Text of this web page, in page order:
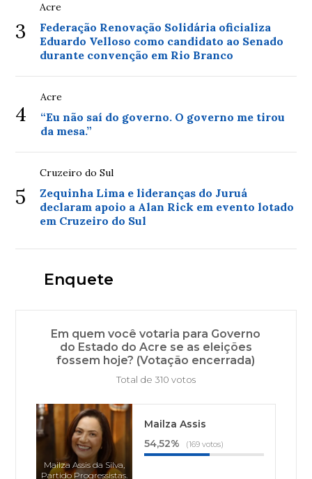
3
Acre
Federação Renovação Solidária oficializa
Eduardo Velloso como candidato ao Senado
durante convenção em Rio Branco
4
Acre
“Eu não saí do governo. O governo me tirou
da mesa.”
5
Cruzeiro do Sul
Zequinha Lima e lideranças do Juruá
declaram apoio a Alan Rick em evento lotado
em Cruzeiro do Sul
Enquete
Em quem você votaria para Governo
do Estado do Acre se as eleições
fossem hoje? (Votação encerrada)
Total de 310 votos
Mailza Assis da Silva,
Partido Progressistas.
Mailza Assis
54,52%
(169 votos)